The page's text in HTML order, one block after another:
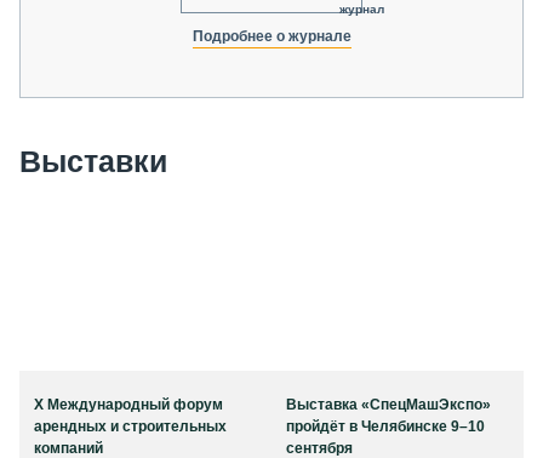
журнал
Подробнее о журнале
Выставки
X Международный форум
арендных и строительных
компаний
Выставка «СпецМашЭкспо»
пройдёт в Челябинске 9–10
сентября